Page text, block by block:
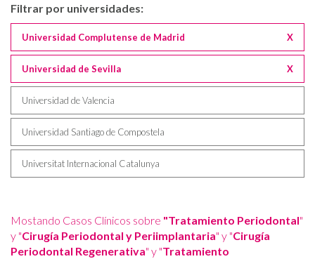
Filtrar por universidades:
Universidad Complutense de Madrid X
Universidad de Sevilla X
Universidad de Valencia
Universidad Santiago de Compostela
Universitat Internacional Catalunya
Mostando Casos Clínicos sobre "Tratamiento Periodontal"
y "Cirugía Periodontal y Periimplantaria" y "Cirugía
Periodontal Regenerativa" y "Tratamiento